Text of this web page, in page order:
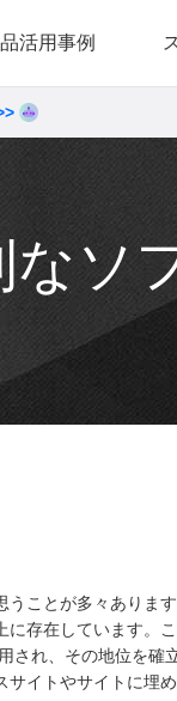
（DVDメモリ
Memory for Windows
Memory for Mac
活用事例
ソ
うことが多々ありま
に存在しています。
され、その地位を確
イトやサイトに埋